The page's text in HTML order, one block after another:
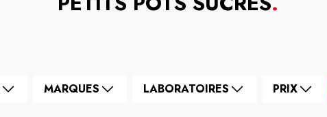
MARQUES LABORATOIRES PRIX